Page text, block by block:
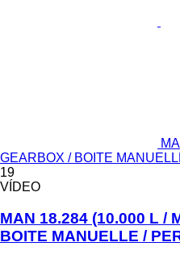
GEARBOX / BOITE
19
VÍDEO
MAN 18.284 (10.000 L /
BOITE MANUELLE /